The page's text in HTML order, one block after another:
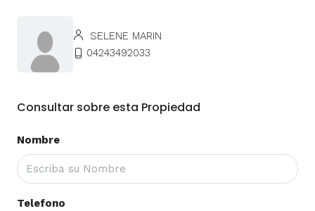
SELENE MARIN
04243492033
Consultar sobre esta Propiedad
Nombre
Telefono